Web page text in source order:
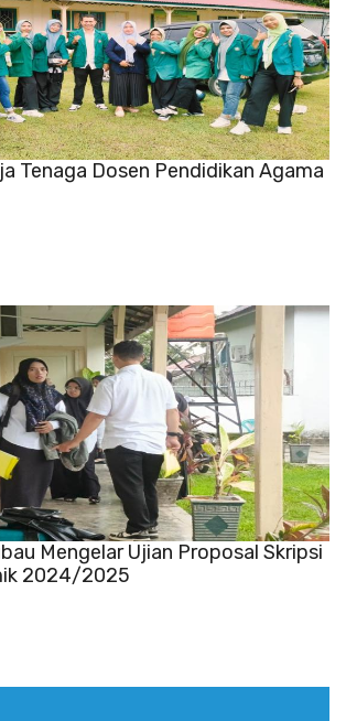
Tenaga Dosen Pendidikan Agama
Mengelar Ujian Proposal Skripsi
2024/2025